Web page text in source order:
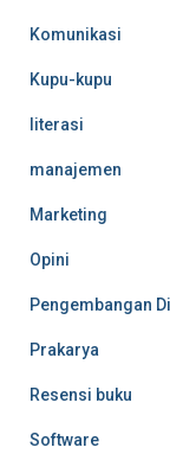
Komunikasi
Kupu-kupu
literasi
manajemen
Marketing
Opini
Pengembangan
Prakarya
Resensi buku
Software